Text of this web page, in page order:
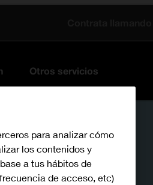
Otros servicios
para analizar cómo
los contenidos y
a tus hábitos de
de acceso, etc)